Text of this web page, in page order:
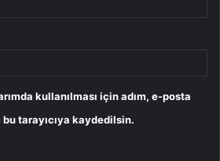
kullanılması için adım, e-posta
tarayıcıya kaydedilsin.